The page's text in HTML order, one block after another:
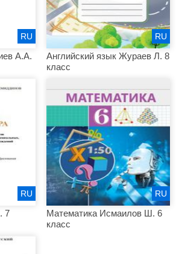
А.А.
RU
Английский язык Жураев Л. 8
класс
RU
7
RU
Математика Исмаилов Ш. 6
класс
RU